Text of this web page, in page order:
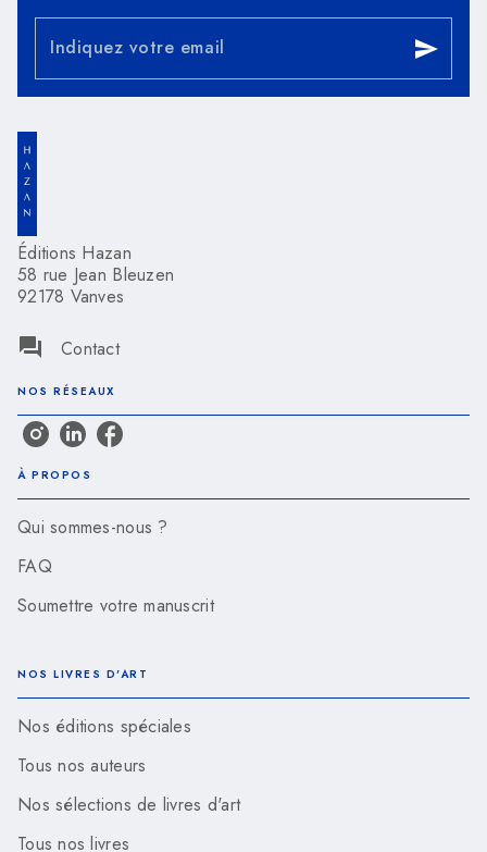
Indiquez votre email send
Éditions Hazan
58 rue Jean Bleuzen
92178 Vanves
question_answer Contact
NOS RÉSEAUX
À PROPOS
Qui sommes-nous ?
FAQ
Soumettre votre manuscrit
NOS LIVRES D'ART
Nos éditions spéciales
Tous nos auteurs
Nos sélections de livres d'art
Tous nos livres